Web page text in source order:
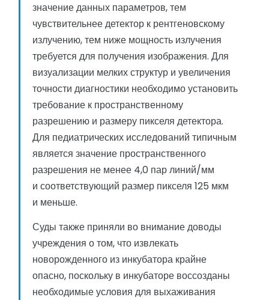
значение данных параметров, тем
чувствительнее детектор к рентгеновскому
излучению, тем ниже мощность излучения
требуется для получения изображения. Для
визуализации мелких структур и увеличения
точности диагностики необходимо установить
требование к пространственному
разрешению и размеру пикселя детектора.
Для педиатрических исследований типичным
является значение пространственного
разрешения не менее 4,0 пар линий/мм
и соответствующий размер пикселя 125 мкм
и меньше.
Суды также приняли во внимание доводы
учреждения о том, что извлекать
новорожденного из инкубатора крайне
опасно, поскольку в инкубаторе воссозданы
необходимые условия для выхаживания